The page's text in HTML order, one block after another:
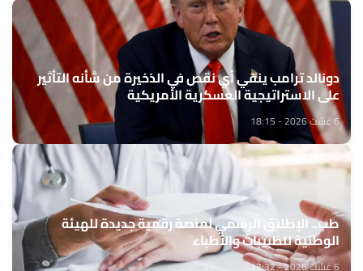
دونالد ترامب ينفي أي نقص في الذخيرة من شأنه التأثير
على الاستراتيجية العسكرية الأمريكية
6 غشت 2026 - 18:15
طب.. الإطلاق الرسمي لمنصة رقمية جديدة للهيئة
الوطنية للطبيبات والأطباء
6 غشت 2026 - 17:32